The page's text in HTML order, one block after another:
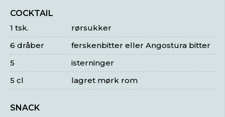
COCKTAIL
rørsukker
1 tsk.
ferskenbitter eller Angostura bitter
6 dråber
isterninger
5
lagret mørk rom
5 cl
SNACK